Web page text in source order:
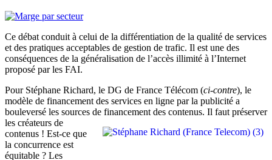
Ce débat conduit à celui de la différentiation de la qualité de services
et des pratiques acceptables de gestion de trafic. Il est une des
conséquences de la généralisation de l’accès illimité à l’Internet
proposé par les FAI.
Pour Stéphane Richard, le DG de France Télécom (ci-contre), le
modèle de financement des services en ligne par la publicité a
bouleversé les sources de financement des contenus. Il faut préserver
les créateurs de
contenus ! Est-ce que
la concurrence est
équitable ? Les